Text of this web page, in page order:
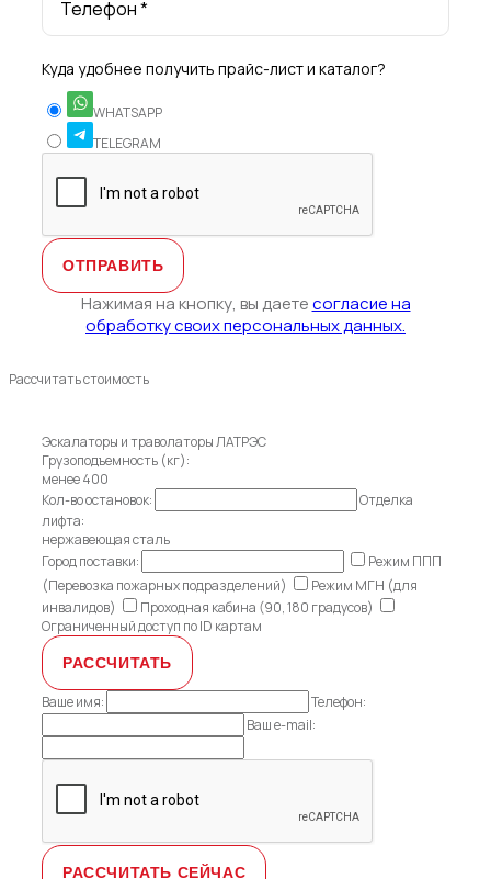
Телефон *
Куда удобнее получить прайс-лист и каталог?
WHATSAPP
TELEGRAM
Нажимая на кнопку, вы даетесогласие на
обработку своих персональных данных.
Рассчитать стоимость
Эскалаторы и траволаторы ЛАТРЭС
Грузоподъемность (кг):
менее 400
Кол-во остановок:
Отделка
лифта:
нержавеющая сталь
Город поставки:
Режим ППП
(Перевозка пожарных подразделений)
Режим МГН (для
инвалидов)
Проходная кабина (90, 180 градусов)
Ограниченный доступ по ID картам
Ваше имя:
Телефон:
Ваш e-mail: